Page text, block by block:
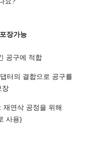
장가능
공구에 적합
터의 결합으로 공구를
장
재연삭 공정을 위해
사용)